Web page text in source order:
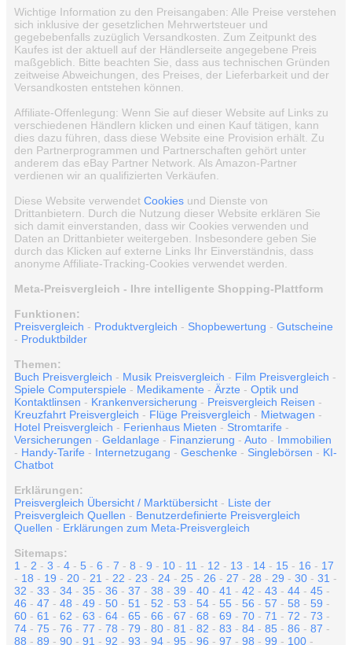
Wichtige Information zu den Preisangaben: Alle Preise verstehen
sich inklusive der gesetzlichen Mehrwertsteuer und
gegebebenfalls zuzüglich Versandkosten. Zum Zeitpunkt des
Kaufes ist der aktuell auf der Händlerseite angegebene Preis
maßgeblich. Bitte beachten Sie, dass aus technischen Gründen
zeitweise Abweichungen, des Preises, der Lieferbarkeit und der
Versandkosten entstehen können.
Affiliate-Offenlegung: Wenn Sie auf dieser Website auf Links zu
verschiedenen Händlern klicken und einen Kauf tätigen, kann
dies dazu führen, dass diese Website eine Provision erhält. Zu
den Partnerprogrammen und Partnerschaften gehört unter
anderem das eBay Partner Network. Als Amazon-Partner
verdienen wir an qualifizierten Verkäufen.
Diese Website verwendet Cookies und Dienste von
Drittanbietern. Durch die Nutzung dieser Website erklären Sie
sich damit einverstanden, dass wir Cookies verwenden und
Daten an Drittanbieter weitergeben. Insbesondere geben Sie
durch das Klicken auf externe Links Ihr Einverständnis, dass
anonyme Affiliate-Tracking-Cookies verwendet werden.
Meta-Preisvergleich - Ihre intelligente Shopping-Plattform
Funktionen:
Preisvergleich - Produktvergleich - Shopbewertung - Gutscheine
- Produktbilder
Themen:
Buch Preisvergleich - Musik Preisvergleich - Film Preisvergleich -
Spiele Computerspiele - Medikamente - Ärzte - Optik und
Kontaktlinsen - Krankenversicherung - Preisvergleich Reisen -
Kreuzfahrt Preisvergleich - Flüge Preisvergleich - Mietwagen -
Hotel Preisvergleich - Ferienhaus Mieten - Stromtarife -
Versicherungen - Geldanlage - Finanzierung - Auto - Immobilien
- Handy-Tarife - Internetzugang - Geschenke - Singlebörsen - KI-
Chatbot
Erklärungen:
Preisvergleich Übersicht / Marktübersicht - Liste der
Preisvergleich Quellen - Benutzerdefinierte Preisvergleich
Quellen - Erklärungen zum Meta-Preisvergleich
Sitemaps:
1 - 2 - 3 - 4 - 5 - 6 - 7 - 8 - 9 - 10 - 11 - 12 - 13 - 14 - 15 - 16 - 17
- 18 - 19 - 20 - 21 - 22 - 23 - 24 - 25 - 26 - 27 - 28 - 29 - 30 - 31 -
32 - 33 - 34 - 35 - 36 - 37 - 38 - 39 - 40 - 41 - 42 - 43 - 44 - 45 -
46 - 47 - 48 - 49 - 50 - 51 - 52 - 53 - 54 - 55 - 56 - 57 - 58 - 59 -
60 - 61 - 62 - 63 - 64 - 65 - 66 - 67 - 68 - 69 - 70 - 71 - 72 - 73 -
74 - 75 - 76 - 77 - 78 - 79 - 80 - 81 - 82 - 83 - 84 - 85 - 86 - 87 -
88 - 89 - 90 - 91 - 92 - 93 - 94 - 95 - 96 - 97 - 98 - 99 - 100 -